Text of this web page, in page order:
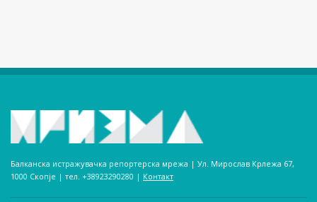
Балканска истражувачка репортерска мрежа | Ул. Мирослав Крлежа 67,
1000 Скопје | тел. +38923290280­ | Контакт